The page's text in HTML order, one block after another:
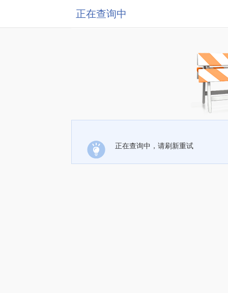
正在查询中
正在查询中，请刷新重试